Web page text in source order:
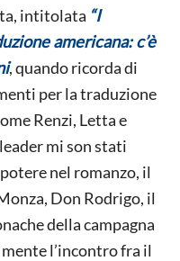
intitolata “I
americana: c’è
, quando ricorda di
per la traduzione
Renzi, Letta e
mi son stati
nel romanzo, il
Don Rodrigo, il
della campagna
l’incontro fra il